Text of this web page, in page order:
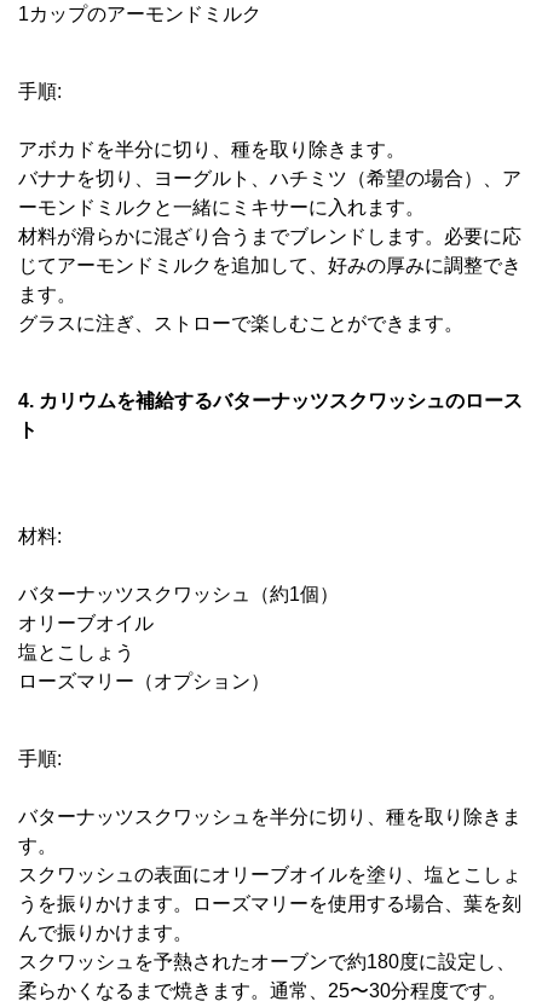
1カップのアーモンドミルク
手順:
アボカドを半分に切り、種を取り除きます。
バナナを切り、ヨーグルト、ハチミツ（希望の場合）、ア
ーモンドミルクと一緒にミキサーに入れます。
材料が滑らかに混ざり合うまでブレンドします。必要に応
じてアーモンドミルクを追加して、好みの厚みに調整でき
ます。
グラスに注ぎ、ストローで楽しむことができます。
4. カリウムを補給するバターナッツスクワッシュのロース
ト
材料:
バターナッツスクワッシュ（約1個）
オリーブオイル
塩とこしょう
ローズマリー（オプション）
手順:
バターナッツスクワッシュを半分に切り、種を取り除きま
す。
スクワッシュの表面にオリーブオイルを塗り、塩とこしょ
うを振りかけます。ローズマリーを使用する場合、葉を刻
んで振りかけます。
スクワッシュを予熱されたオーブンで約180度に設定し、
柔らかくなるまで焼きます。通常、25〜30分程度です。